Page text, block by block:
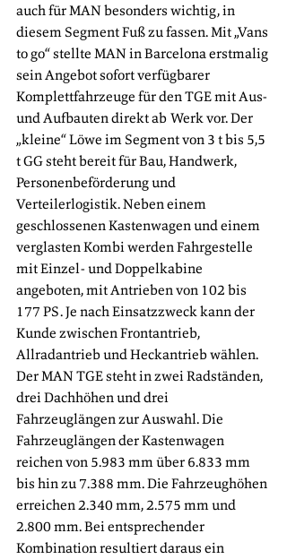
auch für MAN besonders wichtig, in
diesem Segment Fuß zu fassen. Mit „Vans
to go“ stellte MAN in Barcelona erstmalig
sein Angebot sofort verfügbarer
Komplettfahrzeuge für den TGE mit Aus-
und Aufbauten direkt ab Werk vor. Der
„kleine“ Löwe im Segment von 3 t bis 5,5
t GG steht bereit für Bau, Handwerk,
Personenbeförderung und
Verteilerlogistik. Neben einem
geschlossenen Kastenwagen und einem
verglasten Kombi werden Fahrgestelle
mit Einzel- und Doppelkabine
angeboten, mit Antrieben von 102 bis
177 PS. Je nach Einsatzzweck kann der
Kunde zwischen Frontantrieb,
Allradantrieb und Heckantrieb wählen.
Der MAN TGE steht in zwei Radständen,
drei Dachhöhen und drei
Fahrzeuglängen zur Auswahl. Die
Fahrzeuglängen der Kastenwagen
reichen von 5.983 mm über 6.833 mm
bis hin zu 7.388 mm. Die Fahrzeughöhen
erreichen 2.340 mm, 2.575 mm und
2.800 mm. Bei entsprechender
Kombination resultiert daraus ein